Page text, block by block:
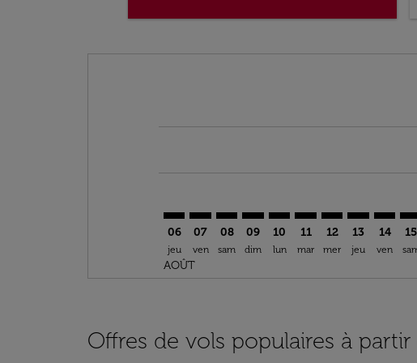
06
jeu
AOÛT
07
ven
08
sam
09
dim
10
lun
11
mar
12
mer
13
jeu
14
ven
15
Offres de vols populaires à